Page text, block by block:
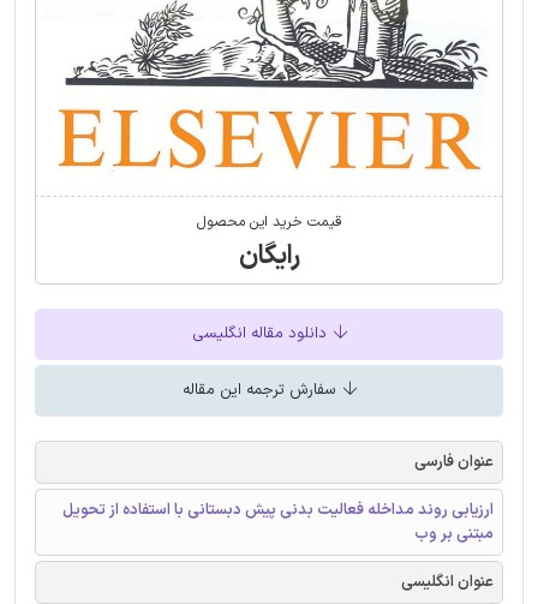
قیمت خرید این محصول
رایگان
دانلود مقاله انگلیسی
سفارش ترجمه این مقاله
عنوان فارسی
ارزیابی روند مداخله فعالیت بدنی پیش دبستانی با استفاده از تحویل
مبتنی بر وب
عنوان انگلیسی